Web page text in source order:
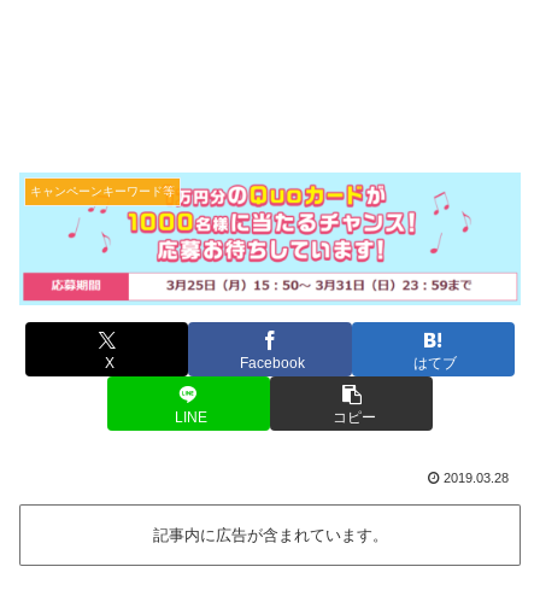
キャンペーンキーワード等
X Facebook はてブ
LINE コピー
2019.03.28
記事内に広告が含まれています。